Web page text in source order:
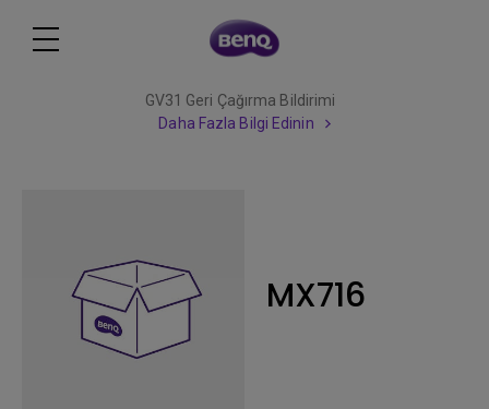
GV31 Geri Çağırma Bildirimi
Daha Fazla Bilgi Edinin
MX716